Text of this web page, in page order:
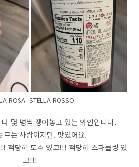
ROSA STELLA ROSSO
몇 병씩 쟁여놓고 있는 와인입니다.
르는 사람이지만. 맛있어요.
적당히 도수 있고!!! 적당히 스파클링 있
고!!!